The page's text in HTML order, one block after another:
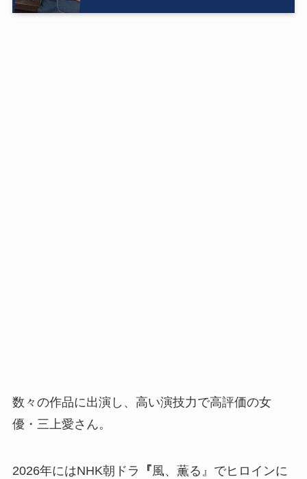
数々の作品に出演し、高い演技力で高評価の女
優・三上愛さん。
2026年にはNHK朝ドラ 『風、薫る』でヒロインに